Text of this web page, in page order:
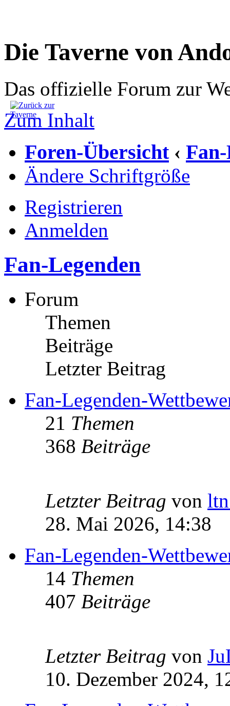
Die Taverne von
Das offizielle Forum zur
Zum Inhalt
Foren-Übersicht ‹
Ändere Schriftgröße
Registrieren
Anmelden
Fan-Legenden
Forum
Themen
Beiträge
Letzter Beitrag
Fan-Legenden-
21 Themen
368 Beiträge
Letzter Beitrag von
28. Mai 2026, 14:38
Fan-Legenden-
14 Themen
407 Beiträge
Letzter Beitrag von
10. Dezember 2024,